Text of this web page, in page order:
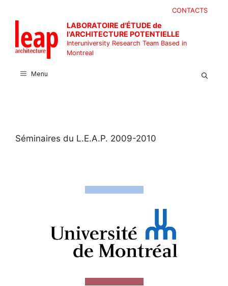
content
CONTACTS
LABORATOIRE d'ÉTUDE de
l'ARCHITECTURE POTENTIELLE
Interuniversity Research Team Based in
Montreal
Menu
Séminaires du L.E.A.P. 2009-2010